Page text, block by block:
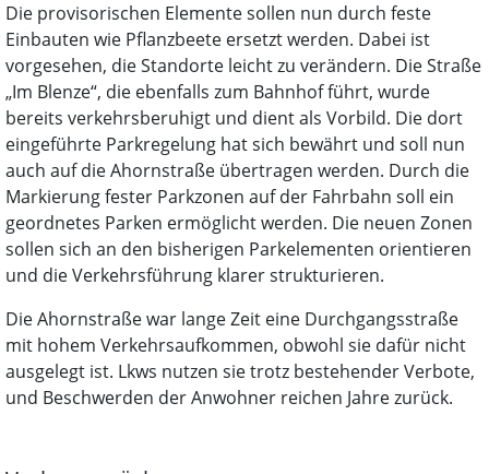
Die provisorischen Elemente sollen nun durch feste
Einbauten wie Pflanzbeete ersetzt werden. Dabei ist
vorgesehen, die Standorte leicht zu verändern. Die Straße
„Im Blenze“, die ebenfalls zum Bahnhof führt, wurde
bereits verkehrsberuhigt und dient als Vorbild. Die dort
eingeführte Parkregelung hat sich bewährt und soll nun
auch auf die Ahornstraße übertragen werden. Durch die
Markierung fester Parkzonen auf der Fahrbahn soll ein
geordnetes Parken ermöglicht werden. Die neuen Zonen
sollen sich an den bisherigen Parkelementen orientieren
und die Verkehrsführung klarer strukturieren.
Die Ahornstraße war lange Zeit eine Durchgangsstraße
mit hohem Verkehrsaufkommen, obwohl sie dafür nicht
ausgelegt ist. Lkws nutzen sie trotz bestehender Verbote,
und Beschwerden der Anwohner reichen Jahre zurück.